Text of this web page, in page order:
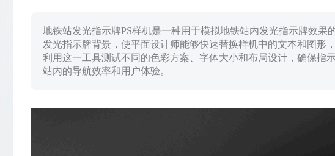
地铁站发光指示牌PS样机是一种用于模拟地铁站内发光指示牌效果
发光指示牌背景，使平面设计师能够快速替换样机中的文本和图形
利用这一工具测试不同的色彩方案、字体大小和布局设计，确保指
站内的导航效率和用户体验。